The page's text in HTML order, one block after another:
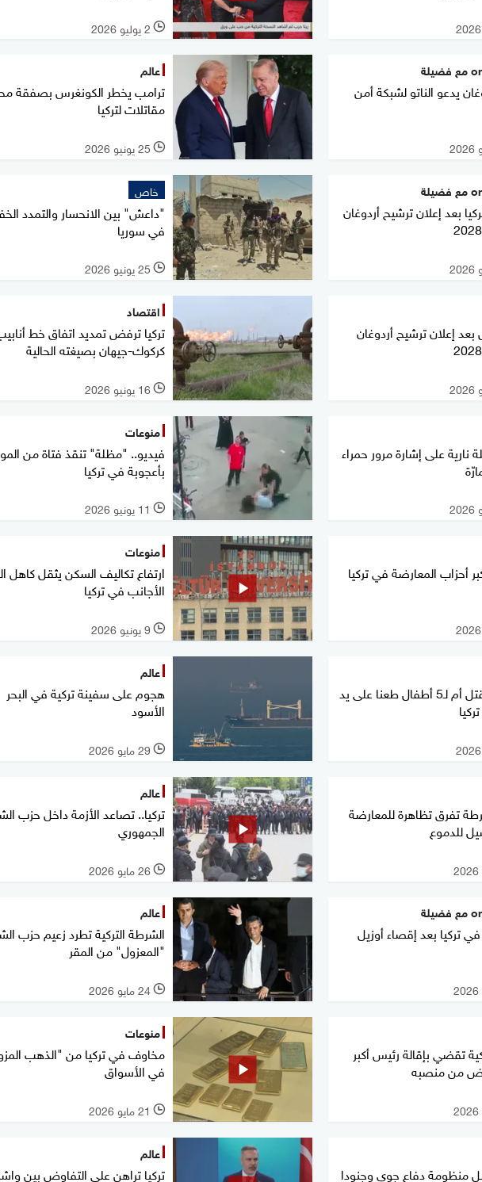
l 2 يوليو 2026
يدعو الناتو لشبكة أمن
عالم
ترامب يخطر الكونغرس بصفقة
مقاتلات لتركيا
l 25 يونيو 2026
بعد إعلان ترشيح أردوغان
خاص
"داعش" بين الانحسار والتمدد
في سوريا
l 25 يونيو 2026
بعد إعلان ترشيح أردوغان
اقتصاد
تركيا ترفض تمديد اتفاق خط
كركوك-جيهان بصيغته الحالية
l 16 يونيو 2026
نارية على إشارة مرور حمراء
منوعات
فيديو.. "مظلة" تنقذ فتاة من
بأعجوبة في تركيا
l 11 يونيو 2026
أحزاب المعارضة في تركيا
منوعات
ارتفاع تكاليف السكن يثقل كاهل
الأجانب في تركيا
l 9 يونيو 2026
فيديو.. مقتل أم لـ5 أطفال طعنا على يد
عالم
هجوم على سفينة تركية في البحر
الأسود
l 29 مايو 2026
تفرق تظاهرة للمعارضة
للدموع
عالم
تركيا.. تصاعد الأزمة داخل حزب
الجمهوري
l 26 مايو 2026
تركيا بعد إقصاء أوزيل
عالم
الشرطة التركية تطرد زعيم حزب
"المعزول" من المقر
l 24 مايو 2026
تقضي بإقالة رئيس أكبر
من منصبه
منوعات
مخاوف في تركيا من "الذهب
في الأسواق
l 21 مايو 2026
منظومة دفاع جوي وجنودا
عالم
تركيا تراهن على التفاوض بين